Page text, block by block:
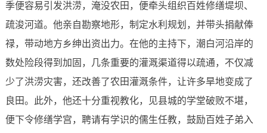
季便容易引发洪涝，淹没农田，便牵头组织百姓修缮堤坝、
疏浚河道。他亲自勘察地形，制定水利规划，并带头捐献俸
禄，带动地方乡绅出资出力。在他的主持下，潮白河沿岸的
数处险段得到加固，几条重要的灌溉渠道得以疏通，不仅减
少了洪涝灾害，还改善了农田灌溉条件，让许多旱地变成了
良田。此外，他还十分重视教化，见县城的学堂破败不堪，
便下令修缮学宫，聘请有学识的儒生任教，鼓励百姓子弟入